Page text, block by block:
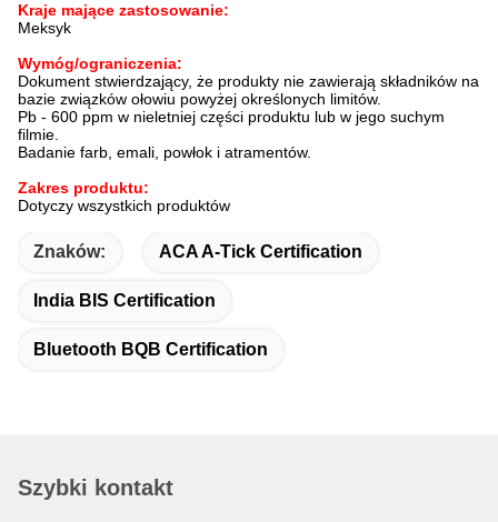
Kraje mające zastosowanie:
Meksyk
Wymóg/ograniczenia:
Dokument stwierdzający, że produkty nie zawierają składników na
bazie związków ołowiu powyżej określonych limitów.
Pb - 600 ppm w nieletniej części produktu lub w jego suchym
filmie.
Badanie farb, emali, powłok i atramentów.
Zakres produktu:
Dotyczy wszystkich produktów
Znaków: ACA A-Tick Certification
India BIS Certification
Bluetooth BQB Certification
Szybki kontakt